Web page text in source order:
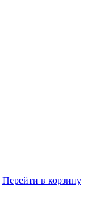
Перейти в корзину